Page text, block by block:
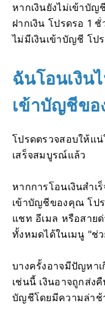
หากเงินยังไม่เข้าบั
ฝากเงิน โปรดรอ 1
ไม่มีเงินเข้าบัญชี โป
ฉันโอนเงิน
เข้าบัญชีขอ
โปรดตรวจสอบให้แ
เสร็จสมบูรณ์แล้ว
หากการโอนเงินสำเ
เข้าบัญชีของคุณ โป
แชท อีเมล หรือสาย
ทั้งหมดได้ในเมนู "ช่
บางครั้งอาจมีปัญหา
เช่นนี้ เงินอาจถูกส่ง
บัญชีโดยมีความล่าช้